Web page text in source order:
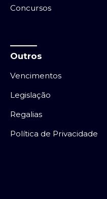
Concursos
Outros
Vencimentos
Legislação
Regalias
Política de Privacidade